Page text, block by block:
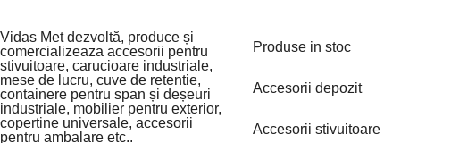
Vidas Met dezvoltă, produce și
comercializeaza accesorii pentru
stivuitoare, carucioare industriale,
mese de lucru, cuve de retentie,
containere pentru span și deșeuri
industriale, mobilier pentru exterior,
copertine universale, accesorii
pentru ambalare etc..
Produse in stoc
Accesorii depozit
Accesorii stivuitoare